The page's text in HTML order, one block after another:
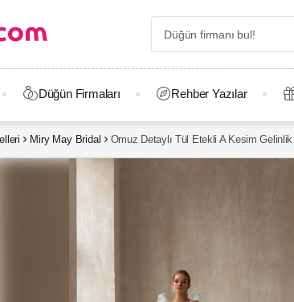
Düğün Firmaları Rehber Yazılar
Miry May Bridal Omuz Detaylı Tül Etekli A Kesim Gelinlik